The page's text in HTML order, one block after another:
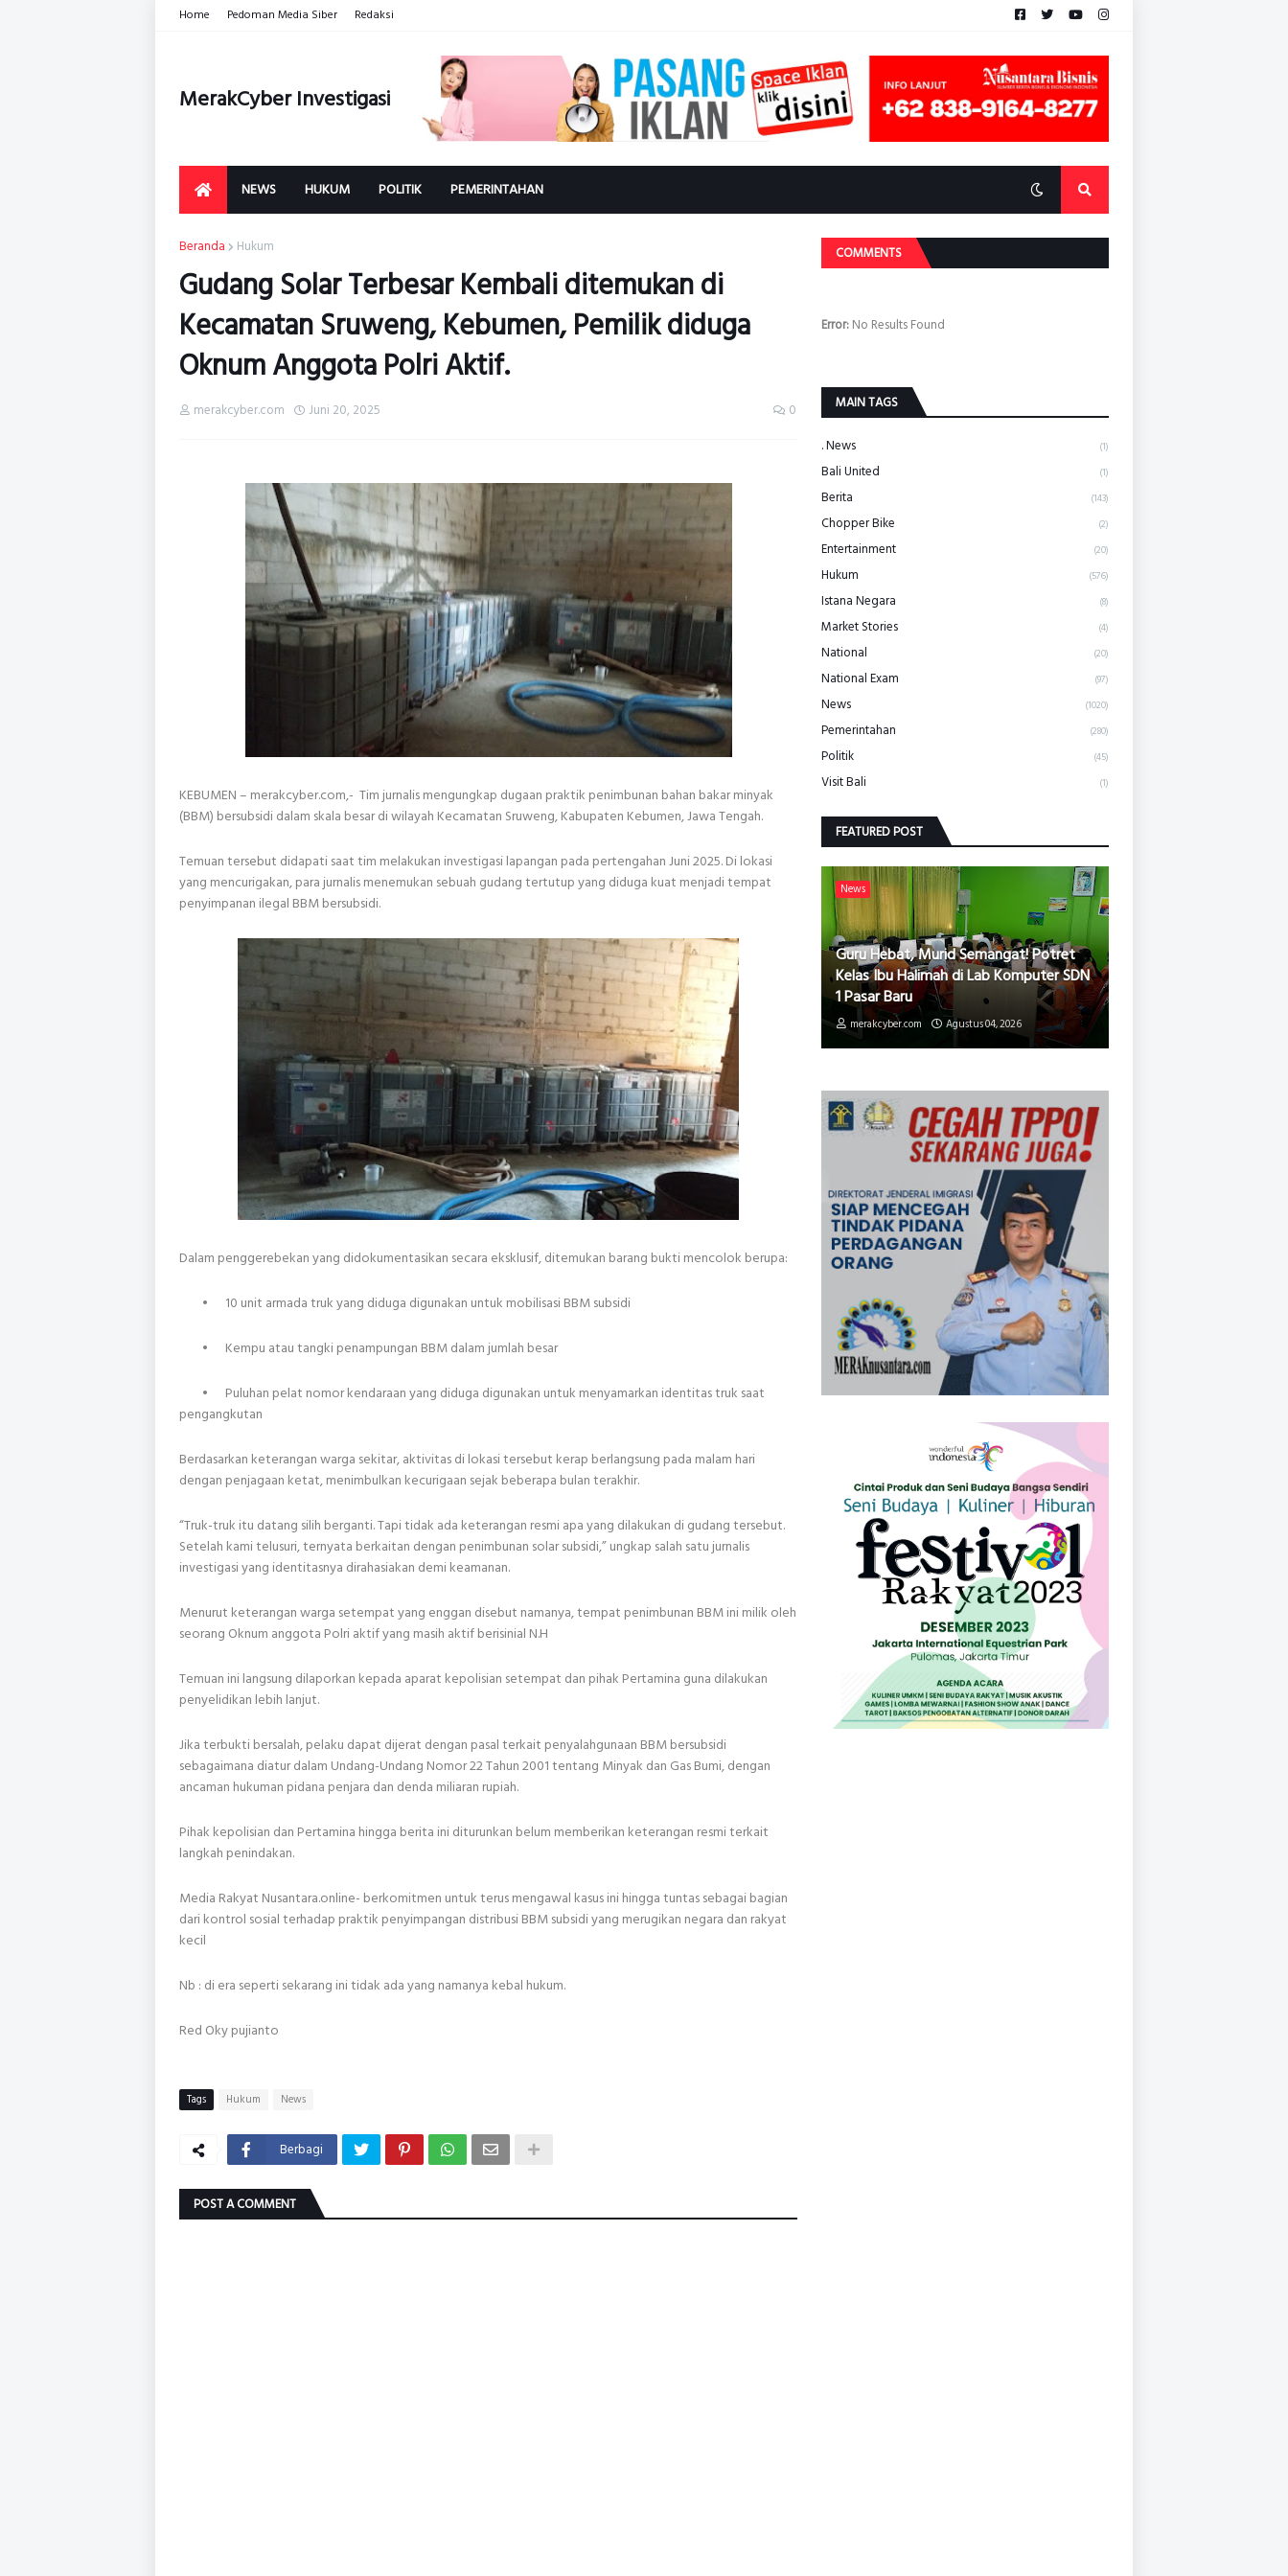
Home Pedoman Media Siber Redaksi
MerakCyber Investigasi
NEWS HUKUM POLITIK PEMERINTAHAN
Beranda Hukum
Gudang Solar Terbesar Kembali ditemukan di
Kecamatan Sruweng, Kebumen, Pemilik diduga
Oknum Anggota Polri Aktif.
merakcyber.com Juni 20, 2025 0
KEBUMEN – merakcyber.com,- Tim jurnalis mengungkap dugaan praktik penimbunan bahan bakar minyak
(BBM) bersubsidi dalam skala besar di wilayah Kecamatan Sruweng, Kabupaten Kebumen, Jawa Tengah.
Temuan tersebut didapati saat tim melakukan investigasi lapangan pada pertengahan Juni 2025. Di lokasi
yang mencurigakan, para jurnalis menemukan sebuah gudang tertutup yang diduga kuat menjadi tempat
penyimpanan ilegal BBM bersubsidi.
Dalam penggerebekan yang didokumentasikan secara eksklusif, ditemukan barang bukti mencolok berupa:
• 10 unit armada truk yang diduga digunakan untuk mobilisasi BBM subsidi
• Kempu atau tangki penampungan BBM dalam jumlah besar
•
Puluhan pelat nomor kendaraan yang diduga digunakan untuk menyamarkan identitas truk saat
pengangkutan
Berdasarkan keterangan warga sekitar, aktivitas di lokasi tersebut kerap berlangsung pada malam hari
dengan penjagaan ketat, menimbulkan kecurigaan sejak beberapa bulan terakhir.
“Truk-truk itu datang silih berganti. Tapi tidak ada keterangan resmi apa yang dilakukan di gudang tersebut.
Setelah kami telusuri, ternyata berkaitan dengan penimbunan solar subsidi,” ungkap salah satu jurnalis
investigasi yang identitasnya dirahasiakan demi keamanan.
Menurut keterangan warga setempat yang enggan disebut namanya, tempat penimbunan BBM ini milik oleh
seorang Oknum anggota Polri aktif yang masih aktif berisinial N.H
Temuan ini langsung dilaporkan kepada aparat kepolisian setempat dan pihak Pertamina guna dilakukan
penyelidikan lebih lanjut.
Jika terbukti bersalah, pelaku dapat dijerat dengan pasal terkait penyalahgunaan BBM bersubsidi
sebagaimana diatur dalam Undang-Undang Nomor 22 Tahun 2001 tentang Minyak dan Gas Bumi, dengan
ancaman hukuman pidana penjara dan denda miliaran rupiah.
Pihak kepolisian dan Pertamina hingga berita ini diturunkan belum memberikan keterangan resmi terkait
langkah penindakan.
Media Rakyat Nusantara.online- berkomitmen untuk terus mengawal kasus ini hingga tuntas sebagai bagian
dari kontrol sosial terhadap praktik penyimpangan distribusi BBM subsidi yang merugikan negara dan rakyat
kecil
Nb : di era seperti sekarang ini tidak ada yang namanya kebal hukum.
Red Oky pujianto
Tags Hukum News
Berbagi
POST A COMMENT
COMMENTS
Error:No Results Found
MAIN TAGS
. News (1)
Bali United (1)
Berita (143)
Chopper Bike (2)
Entertainment (20)
Hukum (576)
Istana Negara (8)
Market Stories (4)
National (20)
National Exam (97)
News (1020)
Pemerintahan (280)
Politik (45)
Visit Bali (1)
FEATURED POST
News
Guru Hebat, Murid Semangat! Potret
Kelas Ibu Halimah di Lab Komputer SDN
1 Pasar Baru
merakcyber.com Agustus 04, 2026